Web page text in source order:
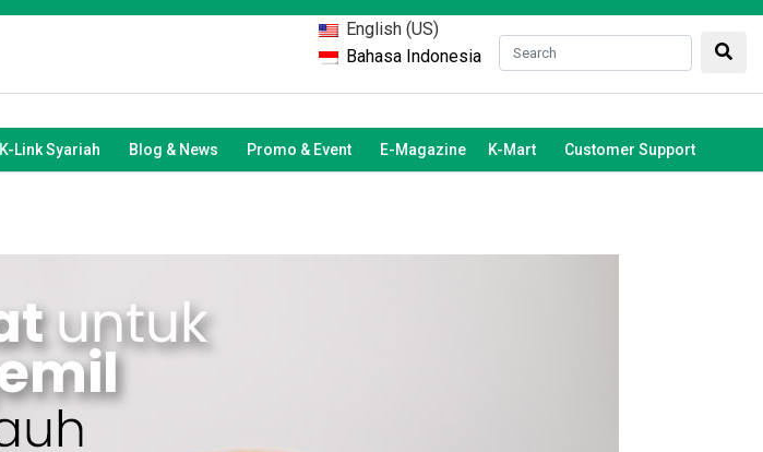
English (US)
Bahasa Indonesia
K-Link Syariah Blog & News Promo & Event E-Magazine K-Mart Customer Support